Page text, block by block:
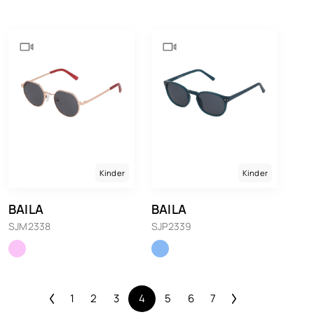
Kinder
BAILA
SJM2338
Kinder
BAILA
SJP2339
1 2 3 4 5 6 7